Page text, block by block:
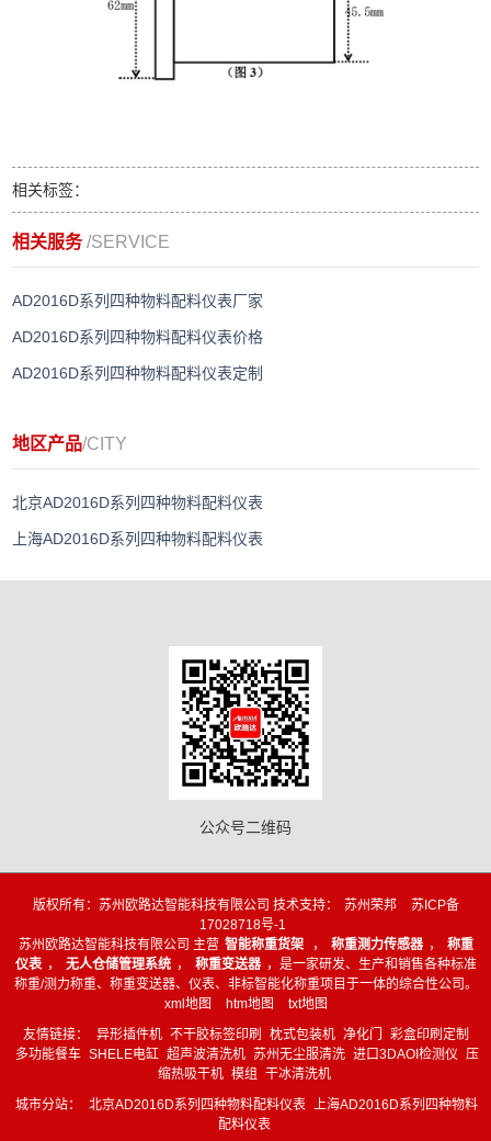
相关标签：
相关服务/SERVICE
AD2016D系列四种物料配料仪表厂家
AD2016D系列四种物料配料仪表价格
AD2016D系列四种物料配料仪表定制
地区产品/CITY
北京AD2016D系列四种物料配料仪表
上海AD2016D系列四种物料配料仪表
公众号二维码
版权所有：苏州欧路达智能科技有限公司 技术支持： 苏州荣邦
苏ICP备
17028718号-1
苏州欧路达智能科技有限公司 主营 智能称重货架 ， 称重测力传感器 ，
称重
仪表 ， 无人仓储管理系统 ， 称重变送器 ，是一家研发、生产和销售各种标准
称重/测力称重、称重变送器、仪表、非标智能化称重项目于一体的综合性公司。
xml地图
htm地图
txt地图
友情链接：
异形插件机 不干胶标签印刷 枕式包装机 净化门
彩盒印刷定制
多功能餐车 SHELE电缸 超声波清洗机 苏州无尘服清洗 进口3DAOI检测仪
压
缩热吸干机 模组
干冰清洗机
城市分站：
北京AD2016D系列四种物料配料仪表
上海AD2016D系列四种物料
配料仪表